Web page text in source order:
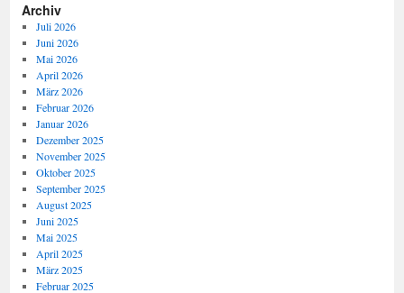
Archiv
Juli 2026
Juni 2026
Mai 2026
April 2026
März 2026
Februar 2026
Januar 2026
Dezember 2025
November 2025
Oktober 2025
September 2025
August 2025
Juni 2025
Mai 2025
April 2025
März 2025
Februar 2025